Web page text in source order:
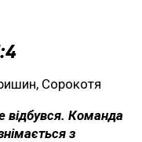
Сорокотя
відбувся. Команда
з